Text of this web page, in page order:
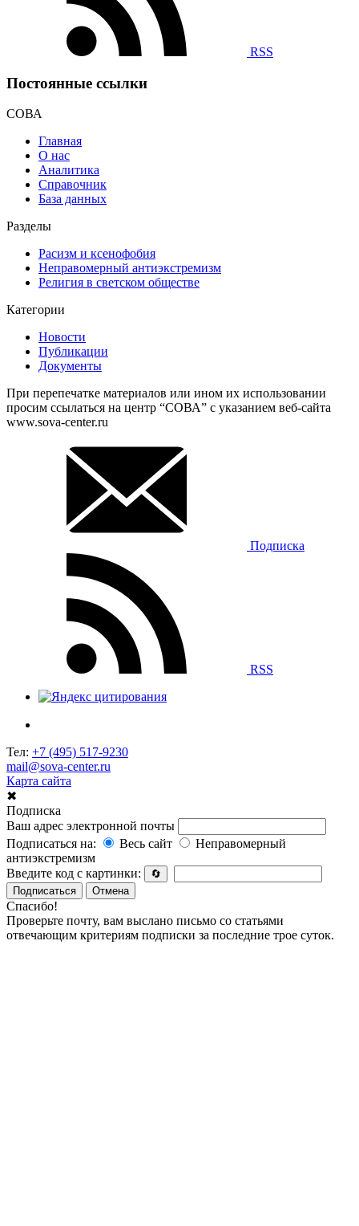
RSS
Постоянные ссылки
СОВА
Главная
О нас
Аналитика
Справочник
База данных
Разделы
Расизм и ксенофобия
Неправомерный антиэкстремизм
Религия в светском обществе
Категории
Новости
Публикации
Документы
При перепечатке материалов или ином их использовании
просим ссылаться на центр “СОВА” с указанием веб-сайта
www.sova-center.ru
Подписка
RSS
Тел: +7 (495) 517-9230
mail@sova-center.ru
Карта сайта
✖
Подписка
Ваш адрес электронной почты
Подписаться на:
Весь сайт
Неправомерный
антиэкстремизм
Введите код с картинки:
🔄
Подписаться
Отмена
Спасибо!
Проверьте почту, вам выслано письмо со статьями
отвечающим критериям подписки за последние трое суток.